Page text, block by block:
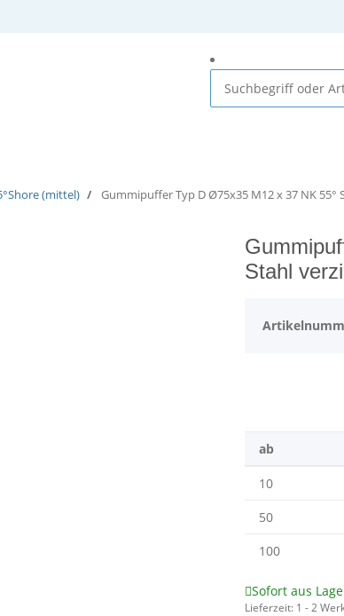
(mittel) Gummipuffer Typ D Ø75x35 M12 x 37 NK 55°
Stahl
ab
10
50
100
Sofort aus
Lieferzeit: 1 - 2